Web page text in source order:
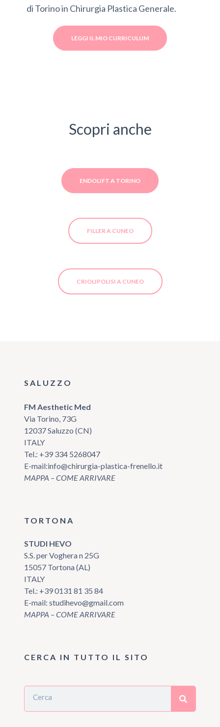
di Torino in Chirurgia Plastica Generale.
LEGGI IL MIO CURRICULUM
Scopri anche
ENDOLIFT A TORINO
FILLER A CUNEO
CRIOLIPOLISI A CUNEO
SALUZZO
FM Aesthetic Med
Via Torino, 73G
12037 Saluzzo (CN)
ITALY
Tel.: +39 334 5268047
E-mail:info@chirurgia-plastica-frenello.it
MAPPA – COME ARRIVARE
TORTONA
STUDI HEVO
S.S. per Voghera n 25G
15057 Tortona (AL)
ITALY
Tel.: +39 0131 81 35 84
E-mail: studihevo@gmail.com
MAPPA – COME ARRIVARE
CERCA IN TUTTO IL SITO